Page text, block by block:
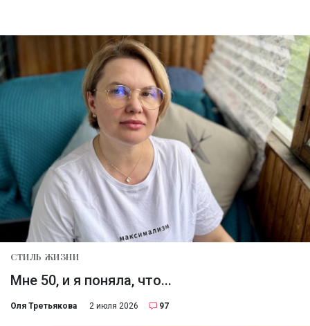
СТИЛЬ ЖИЗНИ
Мне 50, и я поняла, что...
Оля Третьякова 2 июля 2026 97